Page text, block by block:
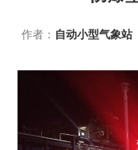
作者： 自动小型气象站